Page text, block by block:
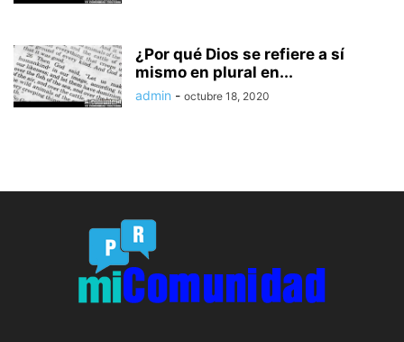
¿Por qué Dios se refiere a sí
mismo en plural en...
admin - octubre 18, 2020